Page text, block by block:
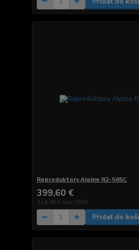
Reproduktory Alpine R2-S65C
399,60 €
324,88 € bez DPH
Pridať do